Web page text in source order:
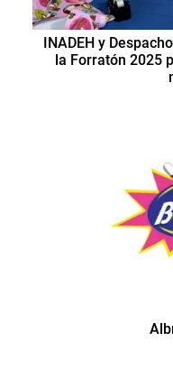
INADEH y
la Forratón 2025